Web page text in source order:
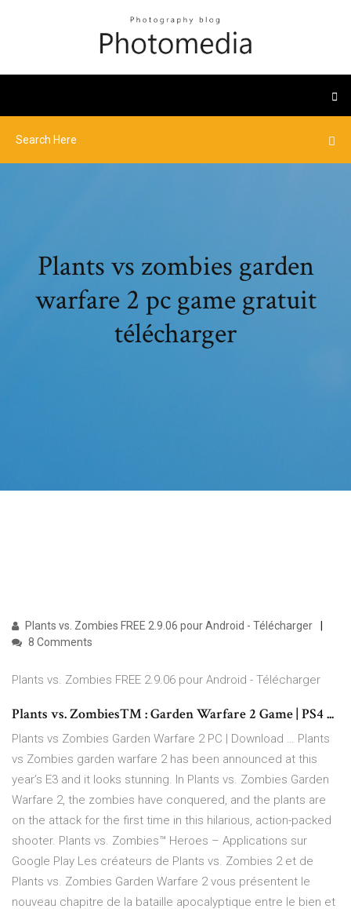
Plants vs zombies garden
warfare 2 pc game gratuit
télécharger
Plants vs. Zombies FREE 2.9.06 pour Android - Télécharger
8 Comments
Plants vs. Zombies FREE 2.9.06 pour Android - Télécharger
Plants vs. Zombies™ : Garden Warfare 2 Game | PS4 ...
Plants vs Zombies Garden Warfare 2 PC | Download … Plants
vs Zombies garden warfare 2 has been announced at this
year’s E3 and it looks stunning. In Plants vs. Zombies Garden
Warfare 2, the zombies have conquered, and the plants are
on the attack for the first time in this hilarious, action-packed
shooter. Plants vs. Zombies™ Heroes – Applications sur
Google Play Les créateurs de Plants vs. Zombies 2 et de
Plants vs. Zombies Garden Warfare 2 vous présentent le
nouveau chapitre de la bataille apocalyptique entre le bien et